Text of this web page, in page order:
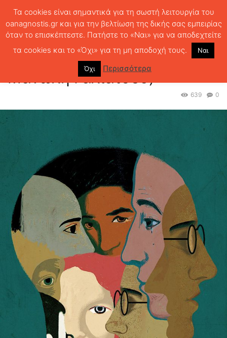
Η γενναιόδωρη άγνοια (του Μανώλη Γαλιάτσου)
Η γενναιόδωρη άγνοια (του
Μανώλη Γαλιάτσου)
0
639
Τα cookies είναι σημαντικά για τη σωστή λειτουργία του
oanagnostis.gr και για την βελτίωση της δικής σας εμπειρίας
όταν το επισκέπτεστε. Πατήστε το «Ναι» για να αποδεχτείτε
τα cookies και το «Όχι» για τη μη αποδοχή τους.
Ναι
Όχι Περισσότερα